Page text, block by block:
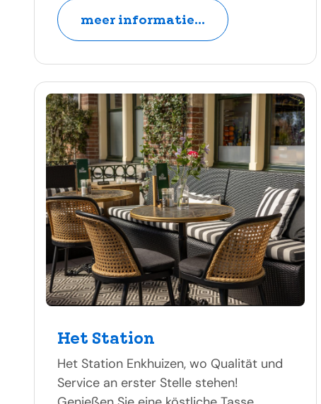
meer informatie...
Het Station
Het Station Enkhuizen, wo Qualität und
Service an erster Stelle stehen!